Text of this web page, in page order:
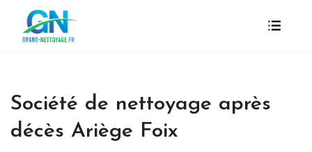
Société de nettoyage après
décès Ariège Foix